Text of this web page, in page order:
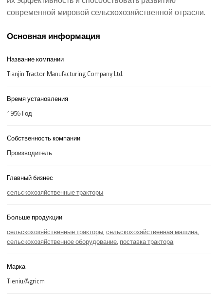
современной мировой сельскохозяйственной отрасли.
Основная информация
Название компании
Tianjin Tractor Manufacturing Company Ltd.
Время установления
1956 Год
Собственность компании
Производитель
Главный бизнес
сельскохозяйственные тракторы
Больше продукции
сельскохозяйственные тракторы,сельскохозяйственная машина,
сельскохозяйственное оборудование, поставка трактора
Марка
Tieniu/Agricm